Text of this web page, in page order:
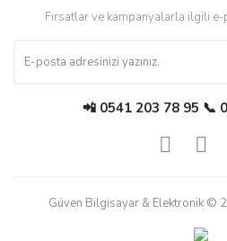
Fırsatlar ve kampanyalarla ilgili
📲 0541 203 78 95 📞
Güven Bilgisayar & Elektronik ©